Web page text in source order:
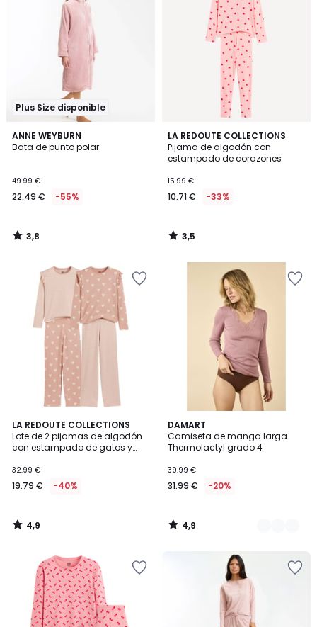
Plus Size disponible
ANNE WEYBURN
Bata de punto polar
49.99 €
22.49 € -55%
3,8
/ 5
3,8
/
LA REDOUTE COLLECTIONS
Pijama de algodón con
estampado de corazones
15.99 €
10.71 € -33%
3,5
/ 5
3,5
/
LA REDOUTE COLLECTIONS
Lote de 2 pijamas de algodón
con estampado de gatos y
32.99 €
19.79 € -40%
4,9
/ 5
4,9
/
DAMART
Camiseta de manga larga
Thermolactyl grado 4
39.99 €
31.99 € -20%
4,9
/ 5
4
Colores
4,9
/